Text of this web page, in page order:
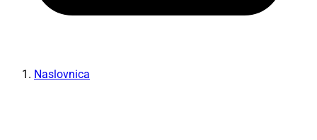
Naslovnica